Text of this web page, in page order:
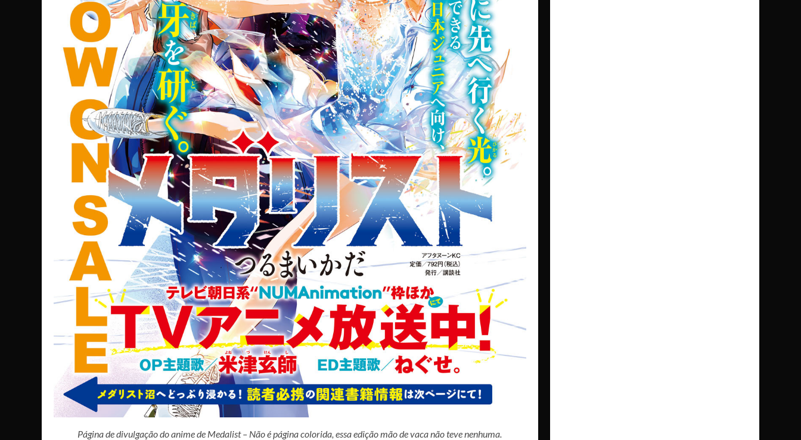
Página de divulgação do anime de Medalist – Não é página colorida, essa edição mão de vaca não teve nenhuma.